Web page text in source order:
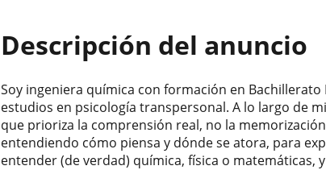
Descripción del anuncio
Soy ingeniera química con formación en
estudios en psicología transpersonal. A lo largo de
que prioriza la comprensión real, no la
entendiendo cómo piensa y dónde se atora, para
entender (de verdad) química, física o matemáticas,